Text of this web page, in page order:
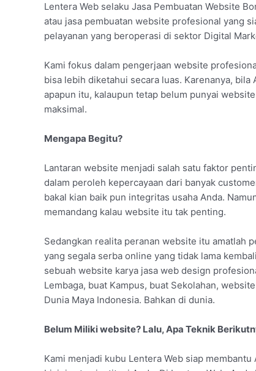
Lentera Web selaku Jasa Pembuatan Website
atau jasa pembuatan website profesional yang
pelayanan yang beroperasi di sektor Digital
Kami fokus dalam pengerjaan website
bisa lebih diketahui secara luas. Karenanya,
apapun itu, kalaupun tetap belum punyai
maksimal.
Mengapa Begitu?
Lantaran website menjadi salah satu faktor
dalam peroleh kepercayaan dari banyak
bakal kian baik pun integritas usaha Anda.
memandang kalau website itu tak penting.
Sedangkan realita peranan website itu amatlah
yang segala serba online yang tidak lama
sebuah website karya jasa web design
Lembaga, buat Kampus, buat Sekolahan,
Dunia Maya Indonesia. Bahkan di dunia.
Belum Miliki website? Lalu, Apa Teknik
Kami menjadi kubu Lentera Web siap